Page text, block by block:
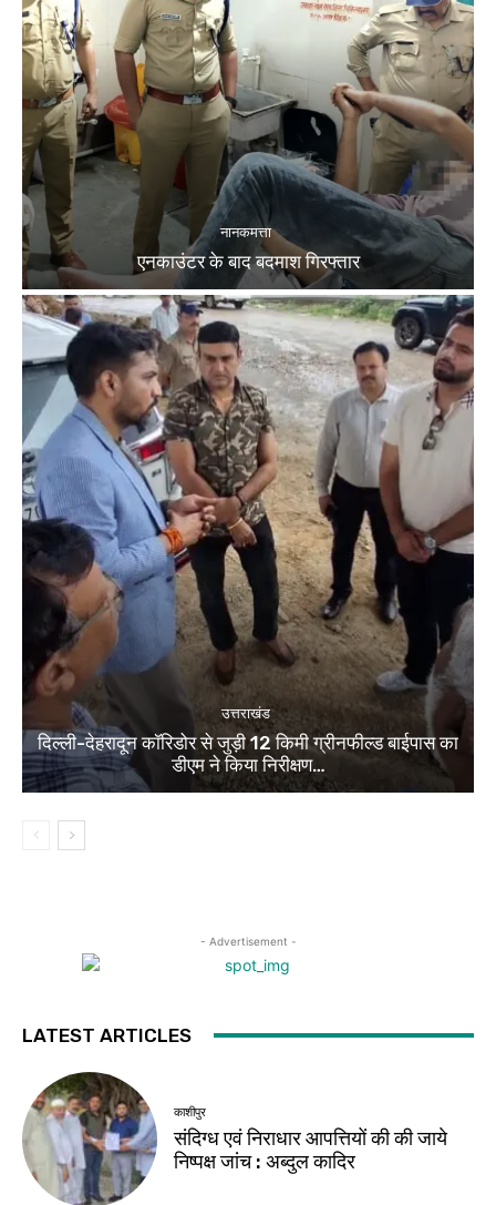
नानकमत्ता
एनकाउंटर के बाद बदमाश गिरफ्तार
उत्तराखंड
दिल्ली-देहरादून कॉरिडोर से जुड़ी 12 किमी ग्रीनफील्ड बाईपास का
डीएम ने किया निरीक्षण…
- Advertisement -
LATEST ARTICLES
काशीपुर
संदिग्ध एवं निराधार आपत्तियों की की जाये
निष्पक्ष जांच : अब्दुल कादिर